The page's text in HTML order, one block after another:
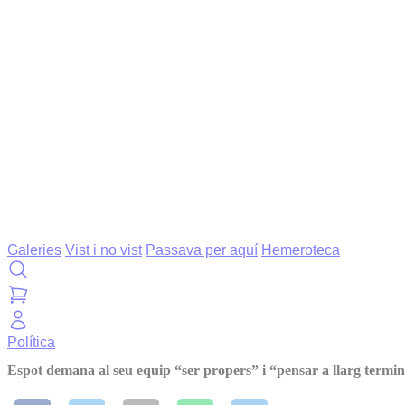
Galeries Vist i no vist Passava per aquí Hemeroteca
Política
Espot demana al seu equip “ser propers” i “pensar a llarg